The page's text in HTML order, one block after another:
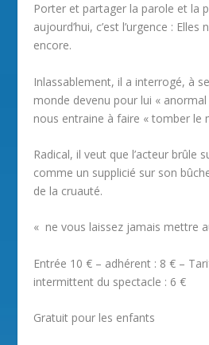
Porter et partager la parole et la
aujourd’hui, c’est l’urgence :
encore.
Inlassablement, il a interrogé, à
monde devenu pour lui «
nous entraine à faire « tomber le
Radical, il veut que l’acteur brûle
comme un supplicié sur son
de la cruauté.
« ne vous laissez jamais mettre
Entrée 10 € – adhérent : 8 € –
intermittent du spectacle : 6 €
Gratuit pour les enfants